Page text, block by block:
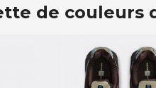
de couleurs